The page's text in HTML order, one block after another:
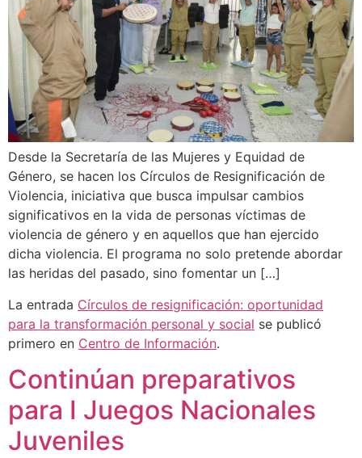
Desde la Secretaría de las Mujeres y Equidad de
Género, se hacen los Círculos de Resignificación de
Violencia, iniciativa que busca impulsar cambios
significativos en la vida de personas víctimas de
violencia de género y en aquellos que han ejercido
dicha violencia. El programa no solo pretende abordar
las heridas del pasado, sino fomentar un […]
La entrada Círculos de resignificación: oportunidad
para la transformación personal y social se publicó
primero en Centro de Información.
Continúan preparativos
para I Juegos Nacionales
Juveniles